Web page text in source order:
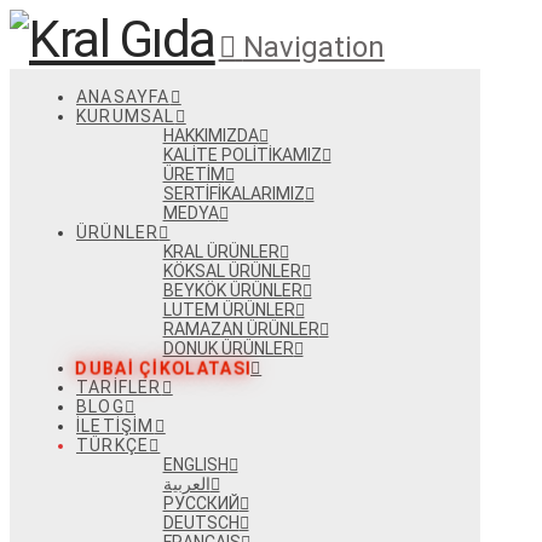
Navigation
ANASAYFA
KURUMSAL
HAKKIMIZDA
KALITE POLITIKAMIZ
ÜRETIM
SERTIFIKALARIMIZ
MEDYA
ÜRÜNLER
KRAL ÜRÜNLER
KÖKSAL ÜRÜNLER
BEYKÖK ÜRÜNLER
LUTEM ÜRÜNLER
RAMAZAN ÜRÜNLER
DONUK ÜRÜNLER
DUBAI ÇIKOLATASI
TARIFLER
BLOG
İLETIŞIM
TÜRKÇE
ENGLISH
العربية
РУССКИЙ
DEUTSCH